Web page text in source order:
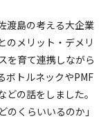
渡島の考える大企業
のメリット・デメリ
を育て連携しながら
ボトルネックやPMF
の話をしました。
くらいいるのか」